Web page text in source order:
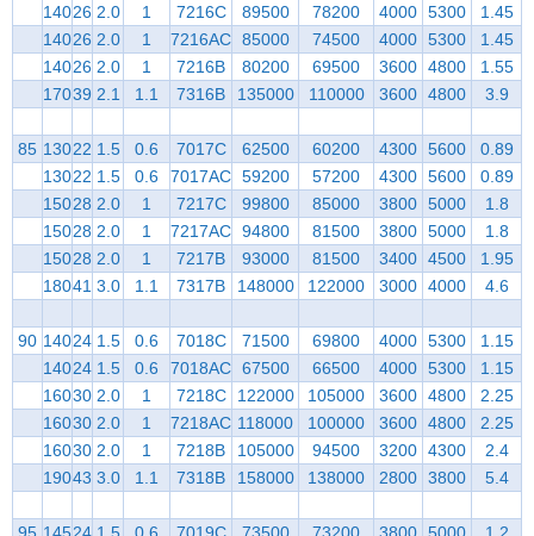
14026 2.0 1 7216C 89500 78200 4000 5300
1.45
14026 2.0 1 7216AC 85000 74500 4000 5300
1.45
14026 2.0 1 7216B 80200 69500 3600 4800
1.55
17039 2.1 1.1 7316B 135000 110000 3600 4800 3.9
85 13022 1.5 0.6 7017C 62500 60200 4300 5600
0.89
13022 1.5 0.6 7017AC 59200 57200 4300 5600
0.89
15028 2.0 1 7217C 99800 85000 3800 5000
1.8
15028 2.0 1 7217AC 94800 81500 3800 5000
1.8
15028 2.0 1 7217B 93000 81500 3400 4500
1.95
18041 3.0 1.1 7317B 148000 122000 3000 4000 4.6
90 14024 1.5 0.6 7018C 71500 69800 4000 5300
1.15
14024 1.5 0.6 7018AC 67500 66500 4000 5300
1.15
16030 2.0 1 7218C 122000 105000 3600 4800
2.25
16030 2.0 1 7218AC 118000 100000 3600 4800
2.25
16030 2.0 1 7218B 105000 94500 3200 4300
2.4
19043 3.0 1.1 7318B 158000 138000 2800 3800 5.4